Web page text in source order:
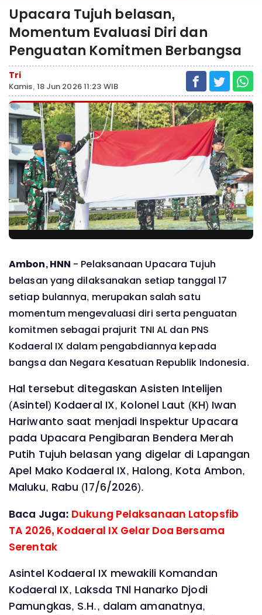
Upacara Tujuh belasan,
Momentum Evaluasi Diri dan
Penguatan Komitmen Berbangsa
Tri
Kamis, 18 Jun 2026 11:23 WIB
Ambon, HNN - Pelaksanaan Upacara Tujuh
belasan yang dilaksanakan setiap tanggal 17
setiap bulannya, merupakan salah satu
momentum mengevaluasi diri serta penguatan
komitmen sebagai prajurit TNI AL dan PNS
Kodaeral IX dalam pengabdiannya kepada
bangsa dan Negara Kesatuan Republik Indonesia.
Hal tersebut ditegaskan Asisten Intelijen
(Asintel) Kodaeral IX, Kolonel Laut (KH) Iwan
Hariwanto saat menjadi Inspektur Upacara
pada Upacara Pengibaran Bendera Merah
Putih Tujuh belasan yang digelar di Lapangan
Apel Mako Kodaeral IX, Halong, Kota Ambon,
Maluku, Rabu (17/6/2026).
Baca Juga: Dukung Pelaksanaan Latopsfib
TA 2026, Kodaeral IX Gelar Doa Bersama
Serentak
Asintel Kodaeral IX mewakili Komandan
Kodaeral IX, Laksda TNl Hanarko Djodi
Pamungkas, S.H., dalam amanatnya,